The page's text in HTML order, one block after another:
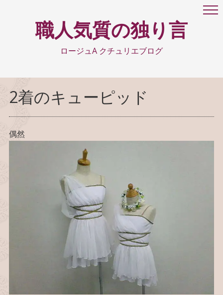
職人気質の独り言
ロージュA クチュリエブログ
2着のキューピッド
偶然